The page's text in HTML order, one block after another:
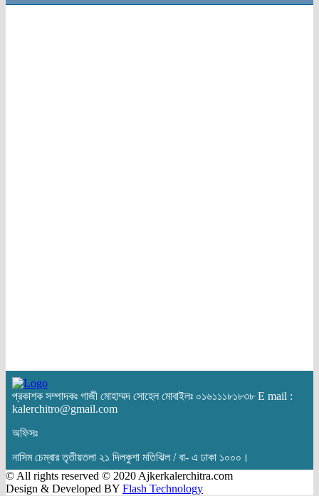
প্রকাশক সম্পাদকঃ গাজী মোহাম্মদ সোহেল মোবাইলঃ ০১৬১১১৮১৮৩৮ E mail :
kalerchitro@gmail.com
অফিসঃ
নাসিম চেম্বার তৃতীয়তলা ২১ দিলকুশা মতিঝিল / বা- এ ঢাকা ১০০০।
© All rights reserved © 2020 Ajkerkalerchitra.com
Design & Developed BY Flash Technology